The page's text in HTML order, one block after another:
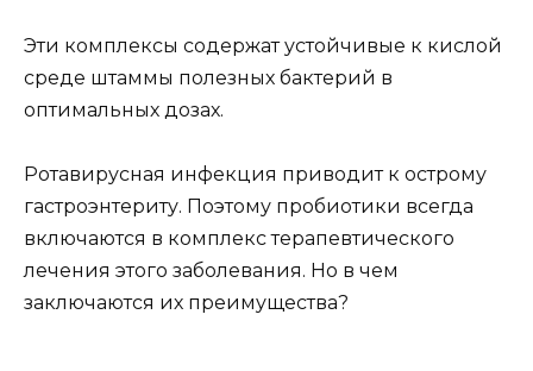
Эти комплексы содержат устойчивые к кислой
среде штаммы полезных бактерий в
оптимальных дозах.
Ротавирусная инфекция приводит к острому
гастроэнтериту. Поэтому пробиотики всегда
включаются в комплекс терапевтического
лечения этого заболевания. Но в чем
заключаются их преимущества?